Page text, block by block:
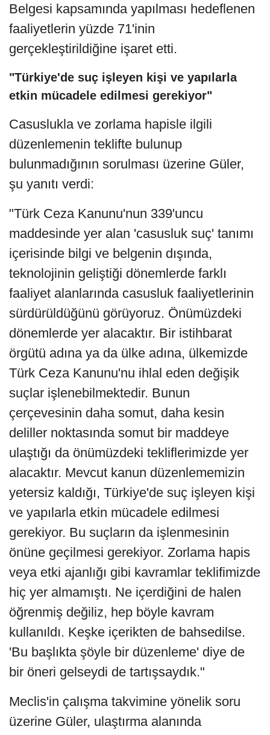
Belgesi kapsamında yapılması hedeflenen
faaliyetlerin yüzde 71'inin
gerçekleştirildiğine işaret etti.
"Türkiye'de suç işleyen kişi ve yapılarla
etkin mücadele edilmesi gerekiyor"
Casuslukla ve zorlama hapisle ilgili
düzenlemenin teklifte bulunup
bulunmadığının sorulması üzerine Güler,
şu yanıtı verdi:
"Türk Ceza Kanunu'nun 339'uncu
maddesinde yer alan 'casusluk suç' tanımı
içerisinde bilgi ve belgenin dışında,
teknolojinin geliştiği dönemlerde farklı
faaliyet alanlarında casusluk faaliyetlerinin
sürdürüldüğünü görüyoruz. Önümüzdeki
dönemlerde yer alacaktır. Bir istihbarat
örgütü adına ya da ülke adına, ülkemizde
Türk Ceza Kanunu'nu ihlal eden değişik
suçlar işlenebilmektedir. Bunun
çerçevesinin daha somut, daha kesin
deliller noktasında somut bir maddeye
ulaştığı da önümüzdeki tekliflerimizde yer
alacaktır. Mevcut kanun düzenlememizin
yetersiz kaldığı, Türkiye'de suç işleyen kişi
ve yapılarla etkin mücadele edilmesi
gerekiyor. Bu suçların da işlenmesinin
önüne geçilmesi gerekiyor. Zorlama hapis
veya etki ajanlığı gibi kavramlar teklifimizde
hiç yer almamıştı. Ne içerdiğini de halen
öğrenmiş değiliz, hep böyle kavram
kullanıldı. Keşke içerikten de bahsedilse.
'Bu başlıkta şöyle bir düzenleme' diye de
bir öneri gelseydi de tartışsaydık."
Meclis'in çalışma takvimine yönelik soru
üzerine Güler, ulaştırma alanında